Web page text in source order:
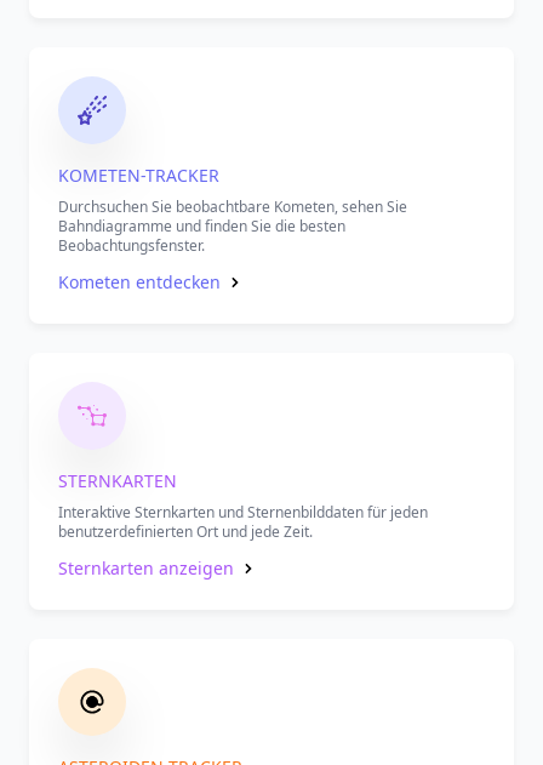
KOMETEN-TRACKER
Durchsuchen Sie beobachtbare Kometen, sehen Sie
Bahndiagramme und finden Sie die besten
Beobachtungsfenster.
Kometen entdecken
STERNKARTEN
Interaktive Sternkarten und Sternenbilddaten für jeden
benutzerdefinierten Ort und jede Zeit.
Sternkarten anzeigen